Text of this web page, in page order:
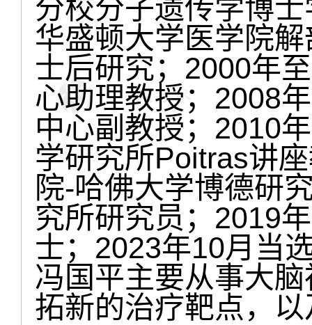
分校分子遗传学博
华盛顿大学医学院
士后研究；2000年
心助理教授；2008
中心副教授；2010
学研究所Poitras讲
院-哈佛大学博德研
究所研究员；2019
士；2023年10月当
冯国平主要从事大
拓新的治疗靶点，